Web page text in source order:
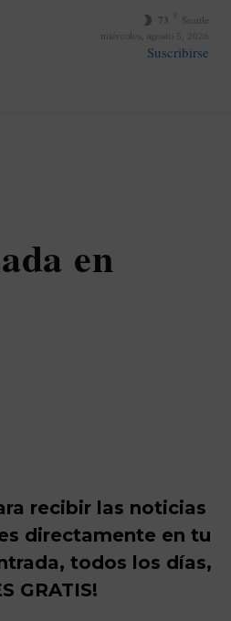
73 F
Seattle
miércoles, agosto 5, 2026
Suscribirse
en
recibir las noticias
directamente en tu
todos los días,
GRATIS!